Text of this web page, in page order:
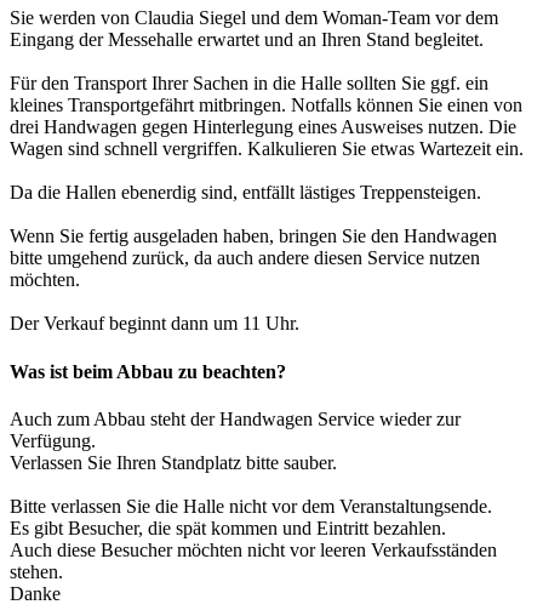
Sie werden von Claudia Siegel und dem Woman-Team vor dem
Eingang der Messehalle erwartet und an Ihren Stand begleitet.
Für den Transport Ihrer Sachen in die Halle sollten Sie ggf. ein
kleines Transportgefährt mitbringen. Notfalls können Sie einen von
drei Handwagen gegen Hinterlegung eines Ausweises nutzen. Die
Wagen sind schnell vergriffen. Kalkulieren Sie etwas Wartezeit ein.
Da die Hallen ebenerdig sind, entfällt lästiges Treppensteigen.
Wenn Sie fertig ausgeladen haben, bringen Sie den Handwagen
bitte umgehend zurück, da auch andere diesen Service nutzen
möchten.
Der Verkauf beginnt dann um 11 Uhr.
Was ist beim Abbau zu beachten?
Auch zum Abbau steht der Handwagen Service wieder zur
Verfügung.
Verlassen Sie Ihren Standplatz bitte sauber.
Bitte verlassen Sie die Halle nicht vor dem Veranstaltungsende.
Es gibt Besucher, die spät kommen und Eintritt bezahlen.
Auch diese Besucher möchten nicht vor leeren Verkaufsständen
stehen.
Danke